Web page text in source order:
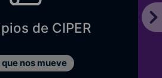
de CIPER
que nos mueve